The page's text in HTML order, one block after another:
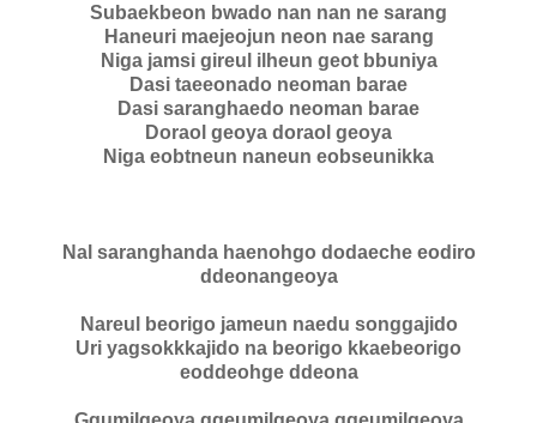
Subaekbeon bwado nan nan ne sarang
Haneuri maejeojun neon nae sarang
Niga jamsi gireul ilheun geot bbuniya
Dasi taeeonado neoman barae
Dasi saranghaedo neoman barae
Doraol geoya doraol geoya
Niga eobtneun naneun eobseunikka
Nal saranghanda haenohgo dodaeche eodiro
ddeonangeoya
Nareul beorigo jameun naedu songgajido
Uri yagsokkkajido na beorigo kkaebeorigo
eoddeohge ddeona